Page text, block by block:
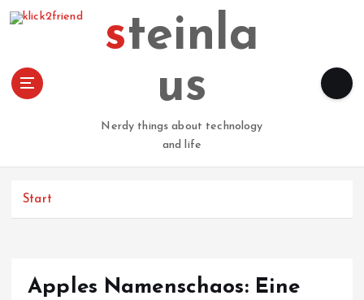
steinla
us
Nerdy things about technology
and life
Start
Apples Namenschaos: Eine